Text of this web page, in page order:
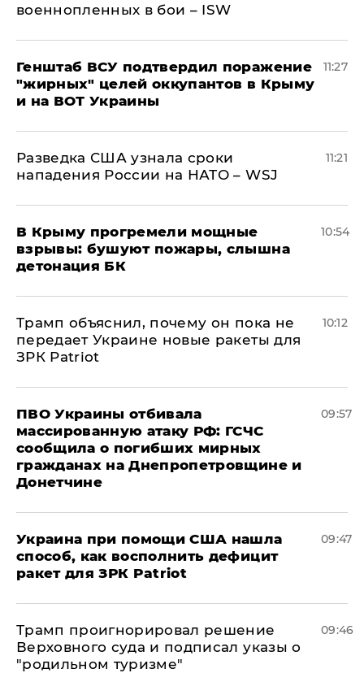
военнопленных в бои – ISW
Генштаб ВСУ подтвердил поражение
"жирных" целей оккупантов в Крыму
и на ВОТ Украины
11:27
Разведка США узнала сроки
нападения России на НАТО – WSJ
11:21
В Крыму прогремели мощные
взрывы: бушуют пожары, слышна
детонация БК
10:54
Трамп объяснил, почему он пока не
передает Украине новые ракеты для
ЗРК Patriot
10:12
ПВО Украины отбивала
массированную атаку РФ: ГСЧС
сообщила о погибших мирных
гражданах на Днепропетровщине и
Донетчине
09:57
Украина при помощи США нашла
способ, как восполнить дефицит
ракет для ЗРК Patriot
09:47
Трамп проигнорировал решение
Верховного суда и подписал указы о
"родильном туризме"
09:46